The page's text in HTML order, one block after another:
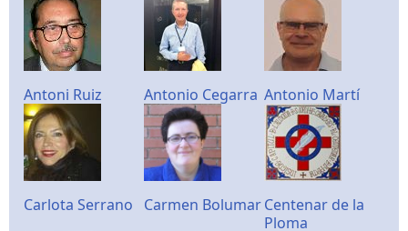
Antoni Ruiz Antonio Cegarra Antonio Martí
Carlota Serrano Carmen BolumarCentenar de la
Ploma